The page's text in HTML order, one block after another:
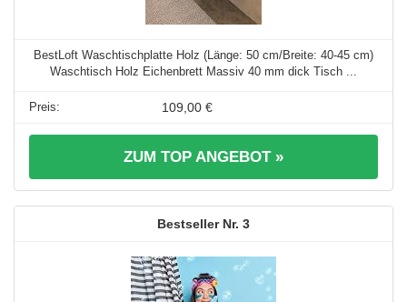
BestLoft Waschtischplatte Holz (Länge: 50 cm/Breite: 40-45 cm)
Waschtisch Holz Eichenbrett Massiv 40 mm dick Tisch ...
109,00 €
ZUM TOP ANGEBOT »
3